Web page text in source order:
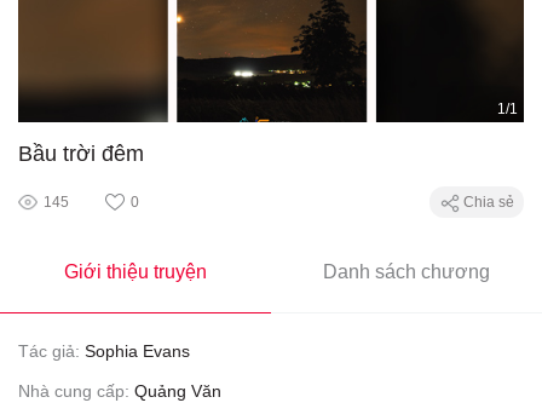
1/1
Bầu trời đêm
145 0 Chia sẻ
Giới thiệu truyện Danh sách chương
Tác giả: Sophia Evans
Nhà cung cấp: Quảng Văn